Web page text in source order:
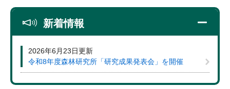
新着情報
2026年6月23日更新
令和8年度森林研究所「研究成果発表会」を開催